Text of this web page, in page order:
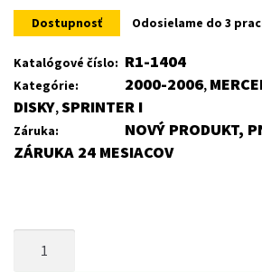
Dostupnosť Odosielame do 3
Katalógové číslo: R1-1404
Kategórie: 2000-2006,
DISKY,SPRINTER I
Záruka:
NOVÝ PRODUKT,
ZÁRUKA 24 MESIACOV